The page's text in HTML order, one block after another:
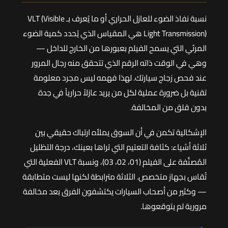
نسبة نفاذ الضوء للعازل الحراري أو ما يُعرف بـ VLT (Visible
Light Transmission) هي المقياس الذي يُحدد كمية الضوء
المرئي التي يسمح الفيلم بعبورها من الخارج للداخل —
وهي في الوقت ذاته الرقم الذي تتحقق منه رجال المرور
عند فحص زجاج سيارتك. لهذا فهمه ليس مجرد معلومة
تقنية بل ضرورة عملية لكل من يريد عازلاً حرارياً في جدة
بدون قلق من المخالفة.
الإشكالية تكمن في أن السوق يملأه ارتباك حقيقي بين
ثلاثة أشياء: كثافة التعتيم التي تراها بعينك، درجة التظليل
المُصنَّفة على الفيلم (01، 02، 03)، ونسبة VLT الفعلية التي
تُقاس بجهاز متخصص. الثلاثة مترابطة لكنها ليست متطابقة
— وكثير من أصحاب السيارات يكتشفون الفرق بعد مخالفة
مرورية لم يتوقعوها.